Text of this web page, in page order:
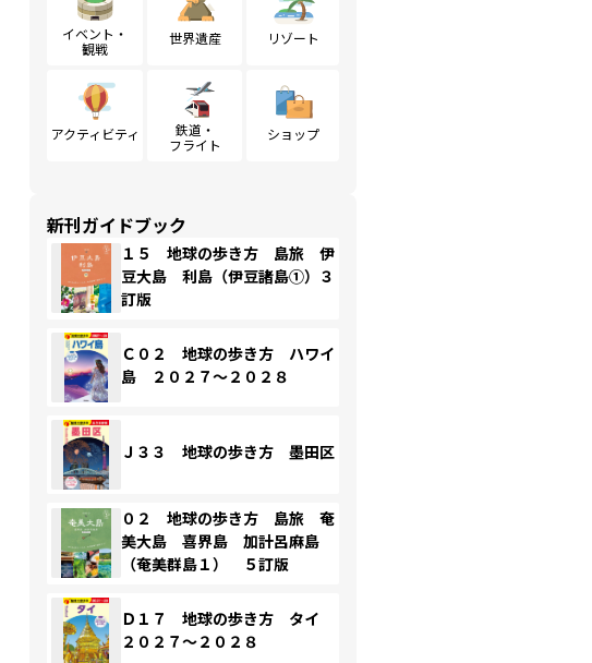
イベント・
観戦
世界遺産 リゾート
アクティビティ
鉄道・
フライト
ショップ
新刊ガイドブック
１５ 地球の歩き方 島旅 伊
豆大島 利島（伊豆諸島①）３
訂版
Ｃ０２ 地球の歩き方 ハワイ
島 ２０２７～２０２８
Ｊ３３ 地球の歩き方 墨田区
０２ 地球の歩き方 島旅 奄
美大島 喜界島 加計呂麻島
（奄美群島１） ５訂版
Ｄ１７ 地球の歩き方 タイ
２０２７～２０２８